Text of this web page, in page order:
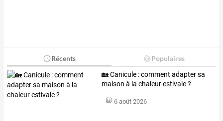
Récents Populaires
🏡 Canicule : comment adapter sa
maison à la chaleur estivale ?
6 août 2026